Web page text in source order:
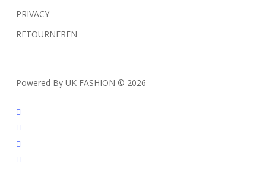
PRIVACY
RETOURNEREN
Powered By UK FASHION © 2026
facebook
instagram
tiktok
trustpilot